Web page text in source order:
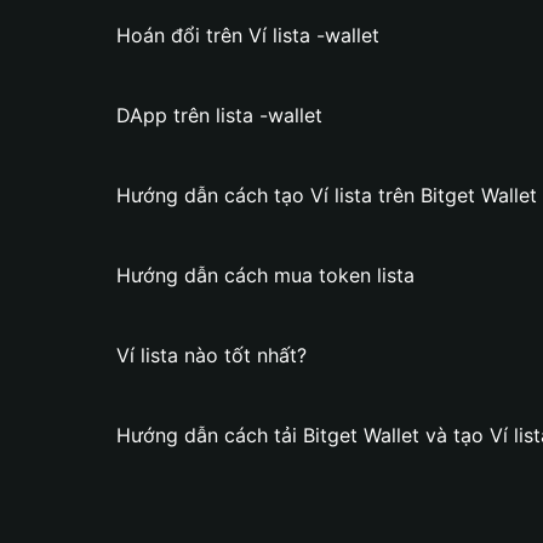
Hoán đổi trên Ví lista -wallet
DApp trên lista -wallet
Hướng dẫn cách tạo Ví lista trên Bitget Wallet
Hướng dẫn cách mua token lista
Ví lista nào tốt nhất?
Hướng dẫn cách tải Bitget Wallet và tạo Ví